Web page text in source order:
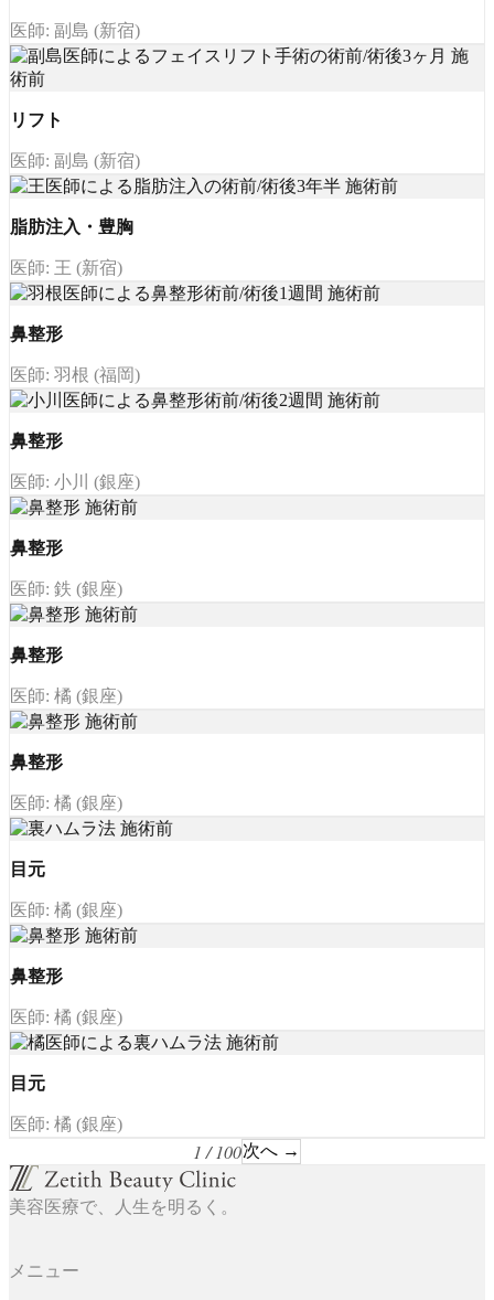
医師: 副島 (新宿)
リフト
医師: 副島 (新宿)
脂肪注入・豊胸
医師: 王 (新宿)
鼻整形
医師: 羽根 (福岡)
鼻整形
医師: 小川 (銀座)
鼻整形
医師: 鉄 (銀座)
鼻整形
医師: 橘 (銀座)
鼻整形
医師: 橘 (銀座)
目元
医師: 橘 (銀座)
鼻整形
医師: 橘 (銀座)
目元
医師: 橘 (銀座)
1 / 100次へ →
美容医療で、人生を明るく。
メニュー